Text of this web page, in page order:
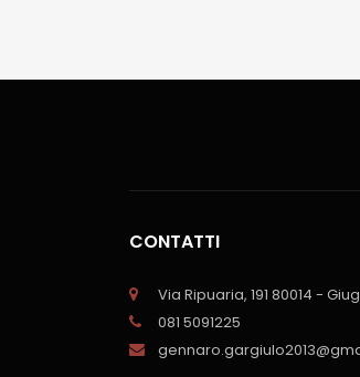
CONTATTI
Via Ripuaria, 191 80014 -
081 5091225